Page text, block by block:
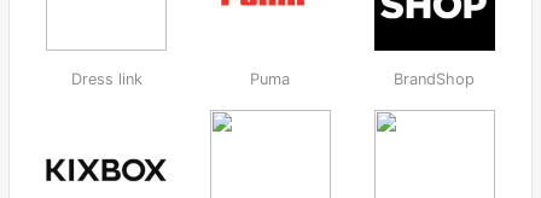
Dress link Puma BrandShop